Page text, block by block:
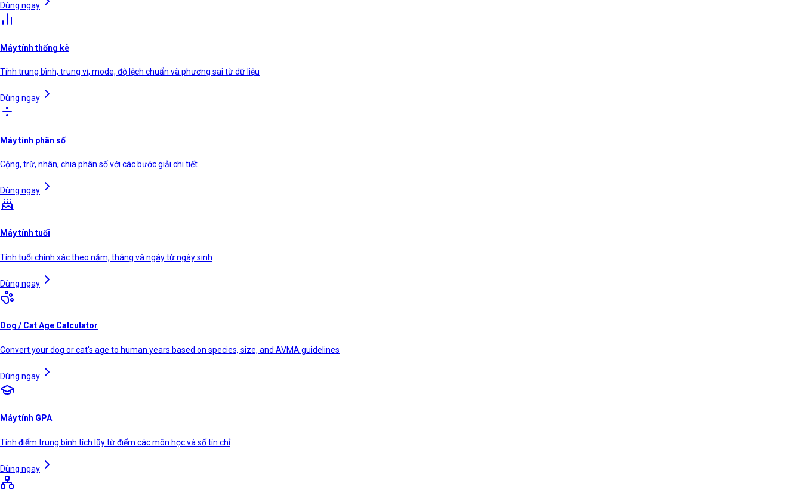
Dùng ngay
Máy tính thống kê
Tính trung bình, trung vị, mode, độ lệch chuẩn và phương sai từ dữ liệu
Dùng ngay
Máy tính phân số
Cộng, trừ, nhân, chia phân số với các bước giải chi tiết
Dùng ngay
Máy tính tuổi
Tính tuổi chính xác theo năm, tháng và ngày từ ngày sinh
Dùng ngay
Dog / Cat Age Calculator
Convert your dog or cat's age to human years based on species, size, and AVMA guidelines
Dùng ngay
Máy tính GPA
Tính điểm trung bình tích lũy từ điểm các môn học và số tín chỉ
Dùng ngay